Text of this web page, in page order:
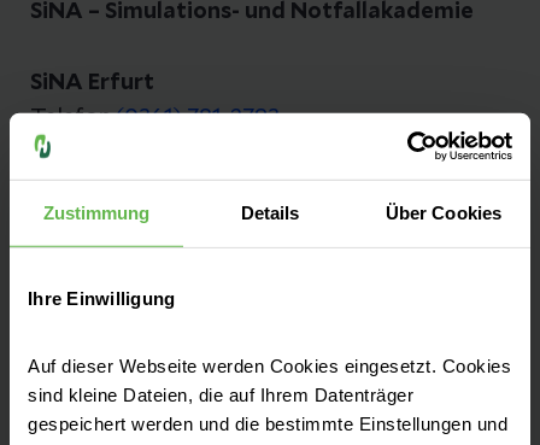
Zustimmung Details Über Cookies
Ihre Einwilligung
Auf dieser Webseite werden Cookies eingesetzt. Cookies
sind kleine Dateien, die auf Ihrem Datenträger
gespeichert werden und die bestimmte Einstellungen und
SiNA – Simulations- und Notfallakademie
SiNA Erfurt
Telefon(0361) 781-2793
E-Mail senden
SiNA Hildesheim
Telefon(05121) 894-1550
Telefon (02151) 32-10058
E-Mail senden